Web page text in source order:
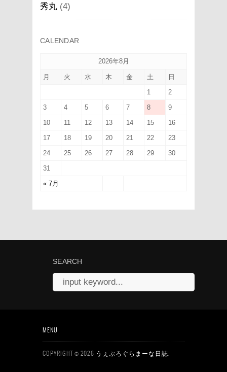
秀丸 (4)
CALENDAR
2026年8月
月 火 水 木 金 土 日
« 7月
1
2
3
4 5 6 7 8
9
10
11 12 13 14 15
16
17
18 19 20 21 22
23
24
25 26 27 28 29
30
31
SEARCH
MENU
COPYRIGHT © 2026 うぇぶろぐらまーな日誌